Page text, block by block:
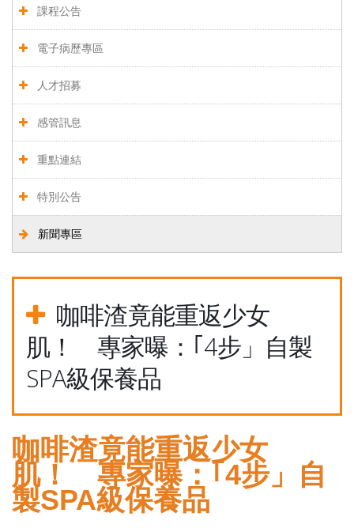
課程公告
電子病歷專區
人才招募
感管訊息
重點連結
特別公告
新聞專區
咖啡渣竟能重返少女
肌！ 專家曝：｢4步」自製
SPA級保養品
咖啡渣竟能重返少女
肌！ 專家曝：｢4步」自
製SPA級保養品